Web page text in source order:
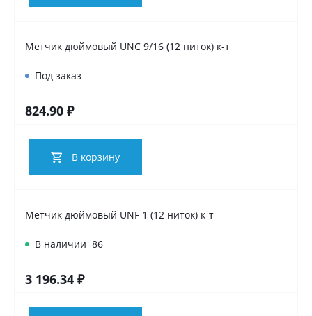
Метчик дюймовый UNC 9/16 (12 ниток) к-т
Под заказ
824.90 ₽
В корзину
Метчик дюймовый UNF 1 (12 ниток) к-т
В наличии 86
3 196.34 ₽